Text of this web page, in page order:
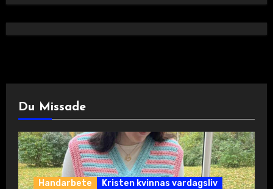
Du Missade
Handarbete
Kristen kvinnas vardagsliv